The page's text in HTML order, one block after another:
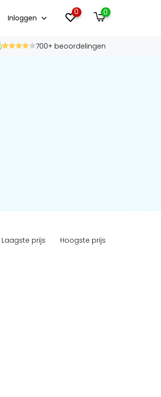
Inloggen
0 0
700+ beoordelingen
Laagste prijs Hoogste prijs